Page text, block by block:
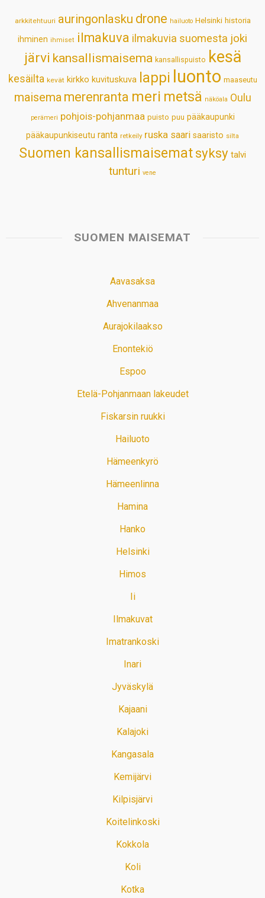
p
k
n
s
t
arkkitehtuuri auringonlasku drone hailuoto Helsinki historia
ihminen ihmiset ilmakuva ilmakuvia suomesta joki
järvi kansallismaisema kansallispuisto kesä
kesäilta kevät kirkko kuvituskuva lappi luonto maaseutu
maisema merenranta meri metsä näköala Oulu
perämeri pohjois-pohjanmaa puisto puu pääkaupunki
pääkaupunkiseutu ranta retkeily ruska saari saaristo silta
Suomen kansallismaisematsyksy talvi
tunturi vene
SUOMEN MAISEMAT
Aavasaksa
Ahvenanmaa
Aurajokilaakso
Enontekiö
Espoo
Etelä-Pohjanmaan lakeudet
Fiskarsin ruukki
Hailuoto
Hämeenkyrö
Hämeenlinna
Hamina
Hanko
Helsinki
Himos
Ii
Ilmakuvat
Imatrankoski
Inari
Jyväskylä
Kajaani
Kalajoki
Kangasala
Kemijärvi
Kilpisjärvi
Koitelinkoski
Kokkola
Koli
Kotka